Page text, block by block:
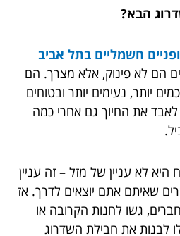
הבא?
חשמליים בתל אביב
הם לא פינוק, אלא מצרך. הם
יותר, נעימים יותר ובטוחים
את החיוך גם אחרי כמה
לא עניין של מזל – זה עניין
שאיתם אתם יוצאים לדרך. אז
גשו לחנות הקרובה או
לבנות את חבילת השדרוג